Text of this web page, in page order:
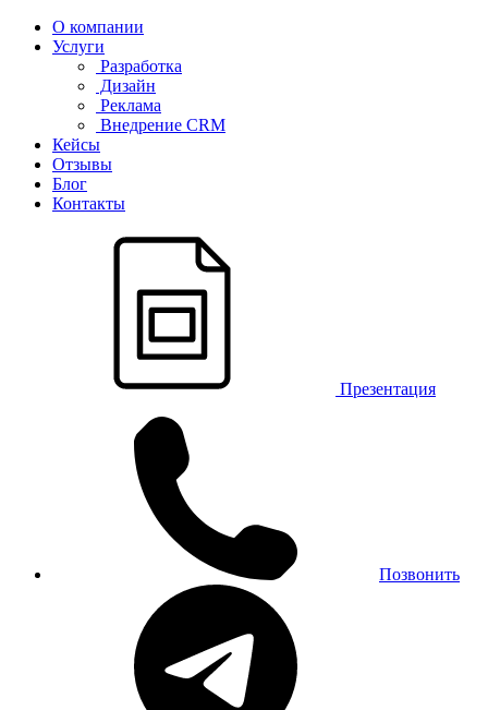
О компании
Услуги
Разработка
Дизайн
Реклама
Внедрение CRM
Кейсы
Отзывы
Блог
Контакты
Презентация
Позвонить